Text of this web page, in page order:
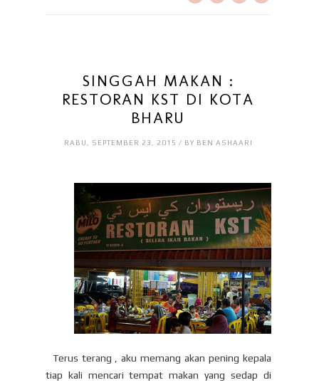
SINGGAH MAKAN :
RESTORAN KST DI KOTA
BHARU
RABU, SEPTEMBER 23, 2015 / BY BEN ASHAARI
Terus terang , aku memang akan pening kepala
tiap kali mencari tempat makan yang sedap di